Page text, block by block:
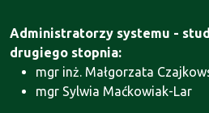
Administratorzy systemu -
drugiego stopnia:
mgr inż. Małgorzata
mgr Sylwia Maćkowiak-Lar